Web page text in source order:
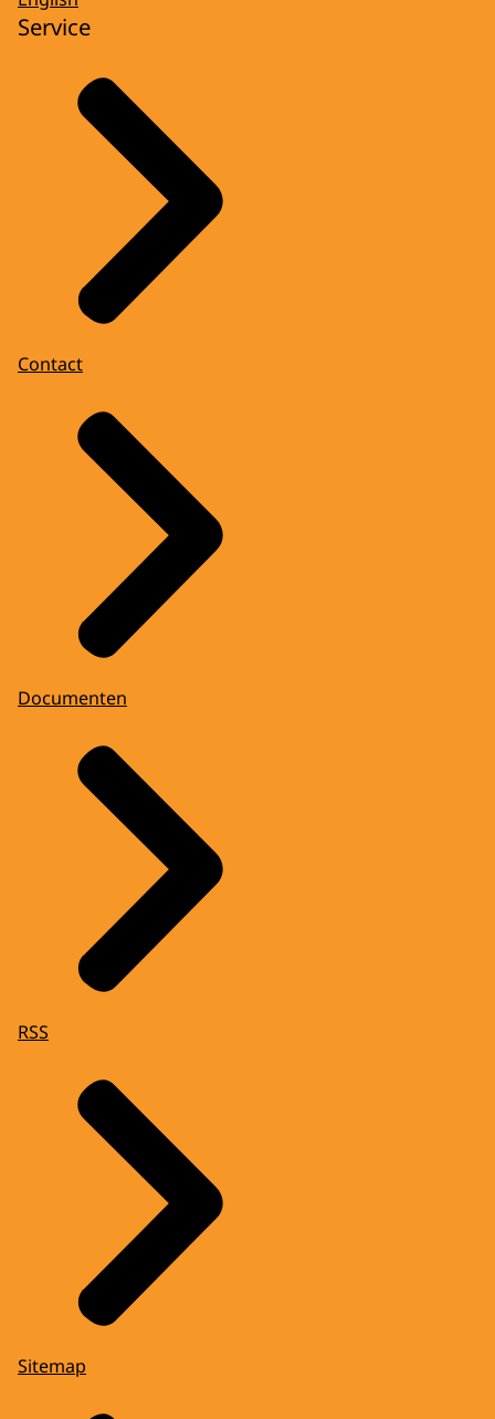
Service
Contact
Documenten
RSS
Sitemap